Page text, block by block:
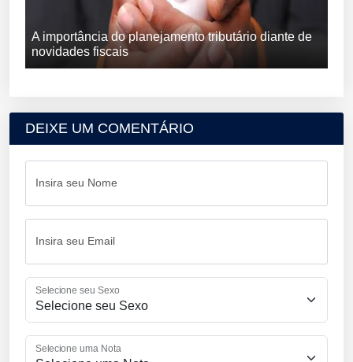
A importância do planejamento tributário diante de
novidades fiscais
DEIXE UM COMENTÁRIO
Insira seu Nome
Insira seu Email
Selecione seu Sexo
Selecione uma Nota